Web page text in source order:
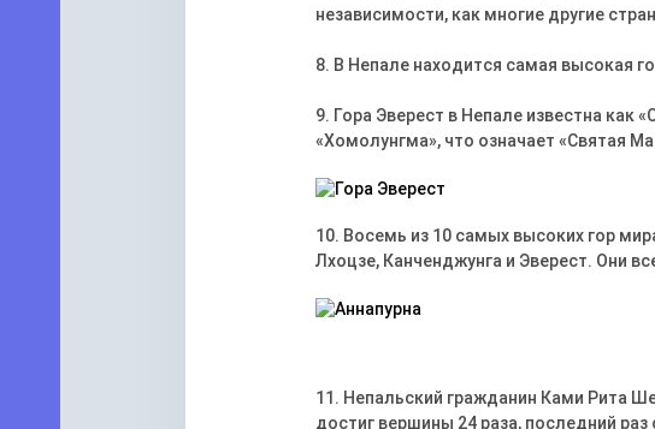
независимости, как многие другие
8. В Непале находится самая высокая
9. Гора Эверест в Непале известна как
«Хомолунгма», что означает «Святая
10. Восемь из 10 самых высоких гор
Лхоцзе, Канченджунга и Эверест. Они
11. Непальский гражданин Ками Рита
достиг вершины 24 раза, последний